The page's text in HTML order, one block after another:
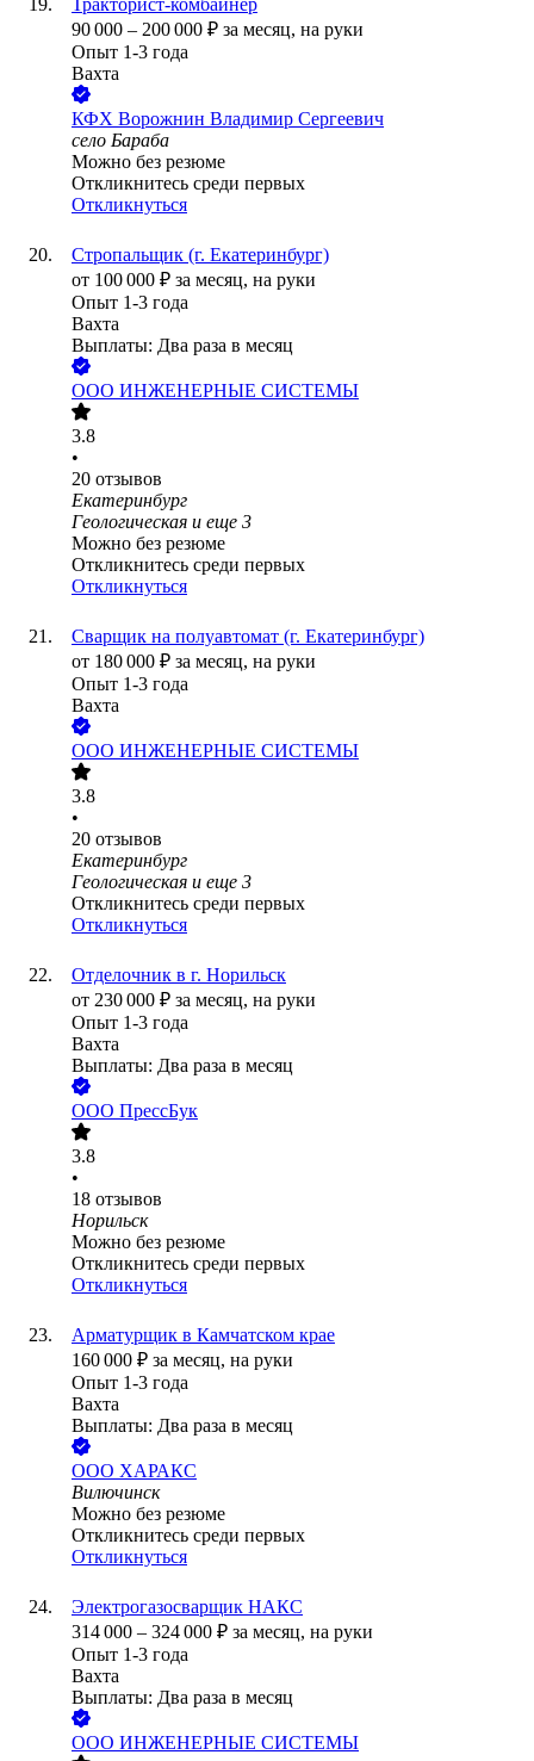
Тракторист-комбайнер
90 000 – 200 000 ₽ за месяц, на руки
Опыт 1-3 года
Вахта
КФХ Ворожнин Владимир Сергеевич
село Бараба
Можно без резюме
Откликнитесь среди первых
Откликнуться
Стропальщик (г. Екатеринбург)
от 100 000 ₽ за месяц, на руки
Опыт 1-3 года
Вахта
Выплаты: Два раза в месяц
ООО ИНЖЕНЕРНЫЕ СИСТЕМЫ
3.8
•
20 отзывов
Екатеринбург
Геологическая и еще 3
Можно без резюме
Откликнитесь среди первых
Откликнуться
Сварщик на полуавтомат (г. Екатеринбург)
от 180 000 ₽ за месяц, на руки
Опыт 1-3 года
Вахта
ООО ИНЖЕНЕРНЫЕ СИСТЕМЫ
3.8
•
20 отзывов
Екатеринбург
Геологическая и еще 3
Откликнитесь среди первых
Откликнуться
Отделочник в г. Норильск
от 230 000 ₽ за месяц, на руки
Опыт 1-3 года
Вахта
Выплаты: Два раза в месяц
ООО ПрессБук
3.8
•
18 отзывов
Норильск
Можно без резюме
Откликнитесь среди первых
Откликнуться
Арматурщик в Камчатском крае
160 000 ₽ за месяц, на руки
Опыт 1-3 года
Вахта
Выплаты: Два раза в месяц
ООО ХАРАКС
Вилючинск
Можно без резюме
Откликнитесь среди первых
Откликнуться
Электрогазосварщик НАКС
314 000 – 324 000 ₽ за месяц, на руки
Опыт 1-3 года
Вахта
Выплаты: Два раза в месяц
ООО ИНЖЕНЕРНЫЕ СИСТЕМЫ